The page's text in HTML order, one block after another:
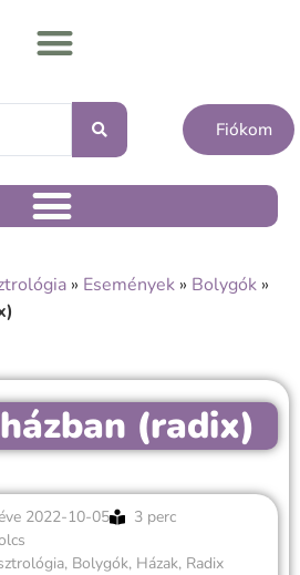
Fiókom
» Események » Bolygók »
(radix)
2022-10-05
3 perc
, Bolygók, Házak, Radix